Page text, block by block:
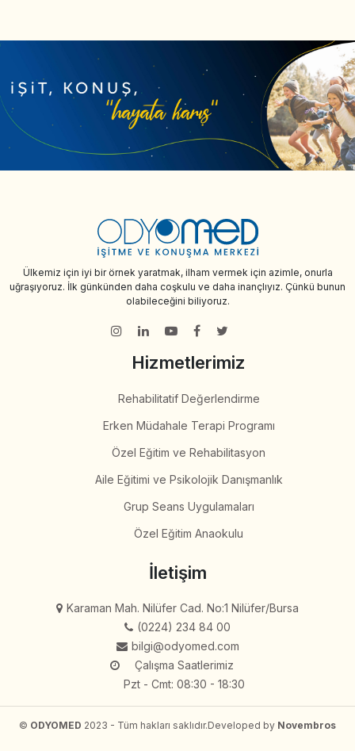
Ülkemiz için iyi bir örnek yaratmak, ilham vermek için azimle, onurla
uğraşıyoruz. İlk günkünden daha coşkulu ve daha inançlıyız. Çünkü bunun
olabileceğini biliyoruz.
Hizmetlerimiz
Rehabilitatif Değerlendirme
Erken Müdahale Terapi Programı
Özel Eğitim ve Rehabilitasyon
Aile Eğitimi ve Psikolojik Danışmanlık
Grup Seans Uygulamaları
Özel Eğitim Anaokulu
İletişim
Karaman Mah. Nilüfer Cad. No:1 Nilüfer/Bursa
(0224) 234 84 00
bilgi@odyomed.com
Çalışma Saatlerimiz
Pzt - Cmt: 08:30 - 18:30
© ODYOMED 2023 - Tüm hakları saklıdır.Developed by Novembros